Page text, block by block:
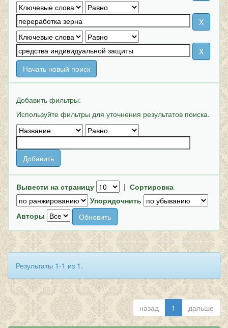
Начать новый поиск
Добавить фильтры:
Используйте фильтры для уточнения результатов поиска.
Вывести на страницу | Сортировка
Упорядочнить
Авторы
Результаты 1-1 из 1.
назад 1 дальше